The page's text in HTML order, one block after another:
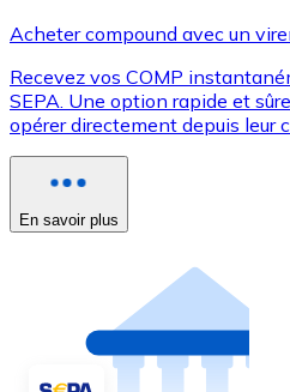
Acheter compound avec un
Recevez vos COMP
SEPA. Une option rapide et
opérer directement depuis leur
En savoir plus